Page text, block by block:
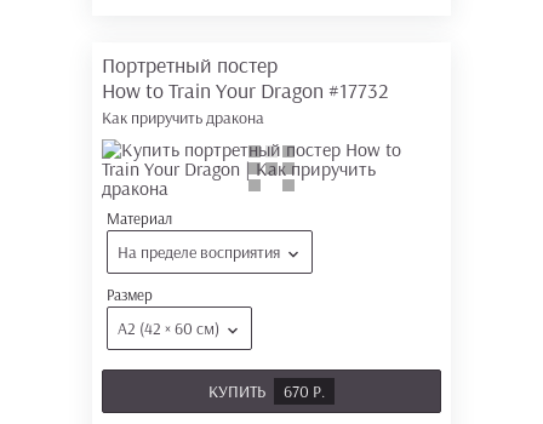
Портретный постер
How to Train Your Dragon #17732
Как приручить дракона
Материал
На пределе восприятия
Размер
А2 (42 × 60 см)
КУПИТЬ 670 Р.